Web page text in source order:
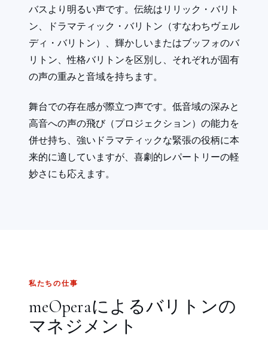
バスより明るい声です。伝統はリリック・バリト
ン、ドラマティック・バリトン（すなわちヴェル
ディ・バリトン）、輝かしいまたはブッフォのバ
リトン、性格バリトンを区別し、それぞれが固有
の声の重みと音域を持ちます。
舞台での存在感が際立つ声です。低音域の深みと
高音への声の飛び（プロジェクション）の能力を
併せ持ち、強いドラマティックな緊張の役柄に本
来的に適していますが、喜劇的レパートリーの軽
妙さにも応えます。
私たちの仕事
meOperaによるバリトンの
マネジメント